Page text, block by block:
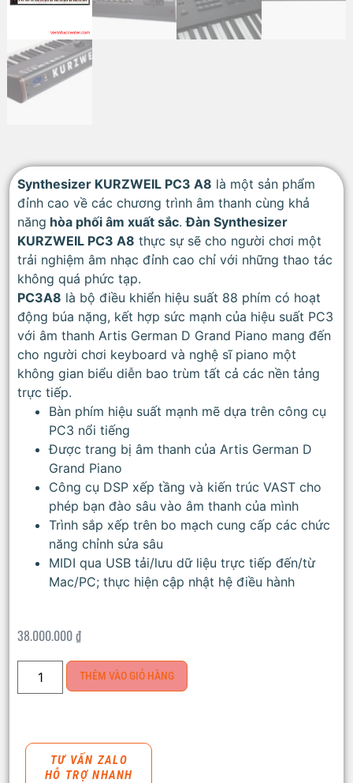
Synthesizer KURZWEIL PC3 A8 là một sản phẩm
đỉnh cao về các chương trình âm thanh cùng khả
năng hòa phối âm xuất sắc.Đàn Synthesizer
KURZWEIL PC3 A8 thực sự sẽ cho người chơi một
trải nghiệm âm nhạc đỉnh cao chỉ với những thao tác
không quá phức tạp.
PC3A8 là bộ điều khiển hiệu suất 88 phím có hoạt
động búa nặng, kết hợp sức mạnh của hiệu suất PC3
với âm thanh Artis German D Grand Piano mang đến
cho người chơi keyboard và nghệ sĩ piano một
không gian biểu diễn bao trùm tất cả các nền tảng
trực tiếp.
Bàn phím hiệu suất mạnh mẽ dựa trên công cụ
PC3 nổi tiếng
Được trang bị âm thanh của Artis German D
Grand Piano
Công cụ DSP xếp tầng và kiến ​​trúc VAST cho
phép bạn đào sâu vào âm thanh của mình
Trình sắp xếp trên bo mạch cung cấp các chức
năng chỉnh sửa sâu
MIDI qua USB tải/lưu dữ liệu trực tiếp đến/từ
Mac/PC; thực hiện cập nhật hệ điều hành
38.000.000₫
THÊM VÀO GIỎ HÀNG
TƯ VẤN ZALO
HỖ TRỢ NHANH